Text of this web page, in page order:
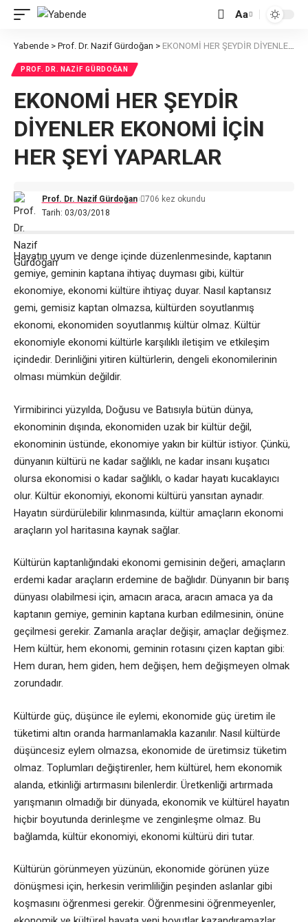
Font
Resizer
Aa
Yabende > Prof. Dr. Nazif Gürdoğan > EKONOMİ HER ŞEYDİR DİYENLER EKONOMİ İÇİN HER ŞEYİ YAPARLAR
PROF. DR. NAZIF GÜRDOĞAN
EKONOMİ HER ŞEYDİR
DİYENLER EKONOMİ İÇİN
HER ŞEYİ YAPARLAR
Tarih: 03/03/2018
Prof. Dr. Nazif Gürdoğan 706 kez okundu
Hayatın uyum ve denge içinde düzenlenmesinde, kaptanın
gemiye, geminin kaptana ihtiyaç duyması gibi, kültür
ekonomiye, ekonomi kültüre ihtiyaç duyar. Nasıl kaptansız
gemi, gemisiz kaptan olmazsa, kültürden soyutlanmış
ekonomi, ekonomiden soyutlanmış kültür olmaz. Kültür
ekonomiyle ekonomi kültürle karşılıklı iletişim ve etkileşim
içindedir. Derinliğini yitiren kültürlerin, dengeli ekonomilerinin
olması mümkün değildir.
Yirmibirinci yüzyılda, Doğusu ve Batısıyla bütün dünya,
ekonominin dışında, ekonomiden uzak bir kültür değil,
ekonominin üstünde, ekonomiye yakın bir kültür istiyor. Çünkü,
dünyanın kültürü ne kadar sağlıklı, ne kadar insanı kuşatıcı
olursa ekonomisi o kadar sağlıklı, o kadar hayatı kucaklayıcı
olur. Kültür ekonomiyi, ekonomi kültürü yansıtan aynadır.
Hayatın sürdürülebilir kılınmasında, kültür amaçların ekonomi
araçların yol haritasına kaynak sağlar.
Kültürün kaptanlığındaki ekonomi gemisinin değeri, amaçların
erdemi kadar araçların erdemine de bağlıdır. Dünyanın bir barış
dünyası olabilmesi için, amacın araca, aracın amaca ya da
kaptanın gemiye, geminin kaptana kurban edilmesinin, önüne
geçilmesi gerekir. Zamanla araçlar değişir, amaçlar değişmez.
Hem kültür, hem ekonomi, geminin rotasını çizen kaptan gibi:
Hem duran, hem giden, hem değişen, hem değişmeyen olmak
zorundadır.
Kültürde güç, düşünce ile eylemi, ekonomide güç üretim ile
tüketimi altın oranda harmanlamakla kazanılır. Nasıl kültürde
düşüncesiz eylem olmazsa, ekonomide de üretimsiz tüketim
olmaz. Toplumları değiştirenler, hem kültürel, hem ekonomik
alanda, etkinliği artırmasını bilenlerdir. Üretkenliği artırmada
yarışmanın olmadığı bir dünyada, ekonomik ve kültürel hayatın
hiçbir boyutunda derinleşme ve zenginleşme olmaz. Bu
bağlamda, kültür ekonomiyi, ekonomi kültürü diri tutar.
Kültürün görünmeyen yüzünün, ekonomide görünen yüze
dönüşmesi için, herkesin verimliliğin peşinden aslanlar gibi
koşmasını öğrenmesi gerekir. Öğrenmesini öğrenmeyenler,